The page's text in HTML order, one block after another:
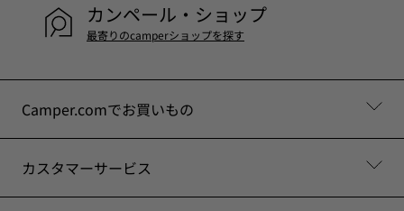
Camper.comでお買いもの
カスタマーサービス
カンペール・ショップ
最寄りのcamperショップを探す